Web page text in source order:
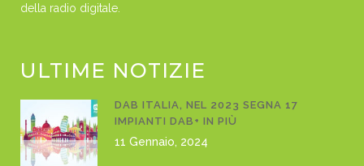
della radio digitale.
ULTIME NOTIZIE
DAB ITALIA, NEL 2023 SEGNA 17
IMPIANTI DAB+ IN PIÙ
11 Gennaio, 2024